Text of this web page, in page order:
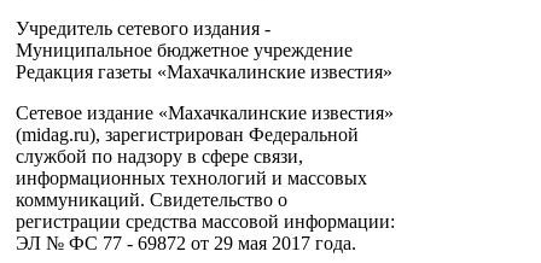
Учредитель сетевого издания -
Муниципальное бюджетное учреждение
Редакция газеты «Махачкалинские известия»
Сетевое издание «Махачкалинские известия»
(midag.ru), зарегистрирован Федеральной
службой по надзору в сфере связи,
информационных технологий и массовых
коммуникаций. Свидетельство о
регистрации средства массовой информации:
ЭЛ № ФС 77 - 69872 от 29 мая 2017 года.